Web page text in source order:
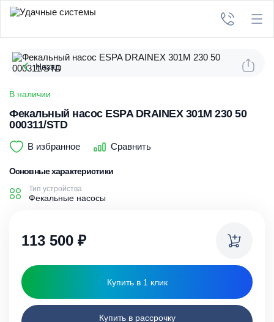
Назад
В наличии
Фекальный насос ESPA DRAINEX 301M 230 50
000311/STD
В избранное Сравнить
Основные характеристики
Тип устройства
Фекальные насосы
113 500 ₽
Купить в 1 клик
Купить в рассрочку